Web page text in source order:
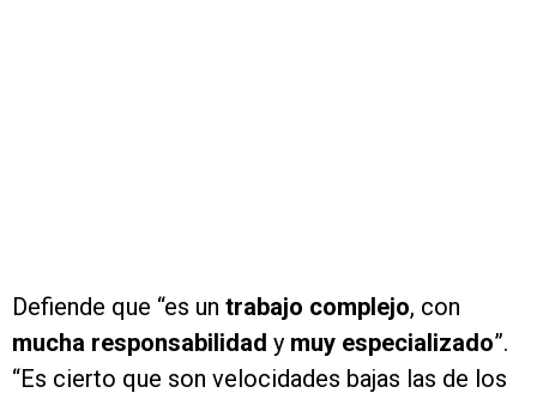
Defiende que “es un trabajo complejo, con
mucha responsabilidad y muy especializado”.
“Es cierto que son velocidades bajas las de los